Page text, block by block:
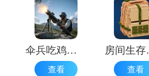
伞兵吃鸡大战
查看 查看